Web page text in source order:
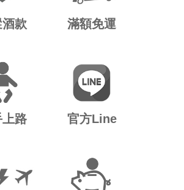
款 滿額免運
上路 官方Line